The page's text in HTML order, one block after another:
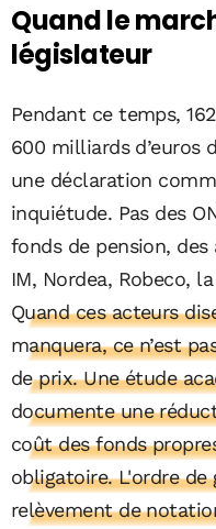
Quand le
législateur
Pendant ce temps,
600 milliards d’euros
une déclaration
inquiétude. Pas des
fonds de pension, des
IM, Nordea, Robeco,
Quand ces acteurs
manquera, ce n’est
de prix. Une étude
documente une
coût des fonds
obligatoire. L'ordre
relèvement de